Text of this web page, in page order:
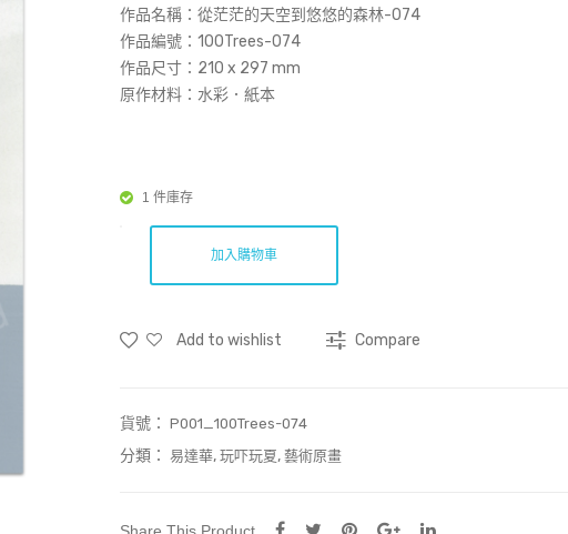
作品名稱： 從茫茫的天空到悠悠的森林-074
作品編號：100Trees-074
作品尺寸： 210 x 297 mm
原作材料：水彩．紙本
1 件庫存
加入購物車
Add to wishlist Compare
貨號： P001_100Trees-074
分類： 易達華, 玩吓玩夏, 藝術原畫
Share This Product